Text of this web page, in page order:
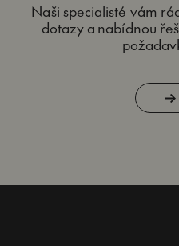
Naši specialisté vám
dotazy a nabídnou